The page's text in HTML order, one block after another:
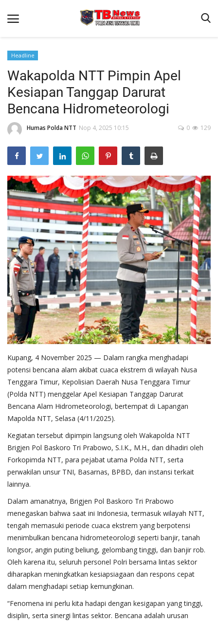
Beranda
Binkam
Terms & Conditions
Reskrim
Lantas
Polisi Kita
Mitra Polisi
Giat Ops
Link Polda NTT
Headline
Wakapolda NTT Pimpin Apel
Kesiapan Tanggap Darurat
Bencana Hidrometeorologi
Humas Polda NTT Nop 4, 2025 10:15 129
0
Kupang, 4 November 2025 — Dalam rangka menghadapi
potensi bencana alam akibat cuaca ekstrem di wilayah Nusa
Tenggara Timur, Kepolisian Daerah Nusa Tenggara Timur
(Polda NTT) menggelar Apel Kesiapan Tanggap Darurat
Bencana Alam Hidrometeorologi, bertempat di Lapangan
Mapolda NTT, Selasa (4/11/2025).
Kegiatan tersebut dipimpin langsung oleh Wakapolda NTT
Brigjen Pol Baskoro Tri Prabowo, S.I.K., M.H., dan dihadiri oleh
Forkopimda NTT, para pejabat utama Polda NTT, serta
perwakilan unsur TNI, Basarnas, BPBD, dan instansi terkait
lainnya.
Dalam amanatnya, Brigjen Pol Baskoro Tri Prabowo
menegaskan bahwa saat ini Indonesia, termasuk wilayah NTT,
tengah memasuki periode cuaca ekstrem yang berpotensi
menimbulkan bencana hidrometeorologi seperti banjir, tanah
longsor, angin puting beliung, gelombang tinggi, dan banjir rob.
Oleh karena itu, seluruh personel Polri bersama lintas sektor
diharapkan meningkatkan kesiapsiagaan dan respons cepat
dalam menghadapi setiap kemungkinan.
“Fenomena ini perlu kita hadapi dengan kesigapan yang tinggi,
disiplin, serta sinergi lintas sektor. Bencana adalah urusan